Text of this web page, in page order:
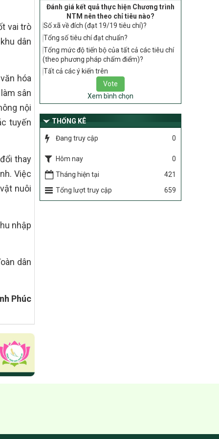
vai trò
dân
hóa
sân
nội
tuyến
thay
Việc
nuôi
nhập
dân
Phúc
tiêu chí, điều kiện thuộc Bộ tiêu chí quốc
gia về nông thôn mới giai đoạn 2026 –
2030 thuộc phạm vi quản lý nhà nước
của Bộ Nông nghiệp và Môi trường
417/QĐ-BNNMT
Phê duyệt Chương trình mục tiêu quốc
gia xây dựng nông thôn mới, giảm nghèo
bền vững và phát triển kinh tế – xã hội
vùng đồng bào dân tộc thiểu số và miền
núi giai đoạn 2026-2035, giai đoạn I: Từ
năm 2026 đến năm 2030
Nghị quyết số 08/2026/NQ-HĐND
phân bổ ngân sách trung ương thực hiện
nông thôn mới, giảm nghèo bền vững và
phát triển kinh tế – xã hội vùng đồng bào
dân tộc thiểu số và miền núi giai đoạn
2026 – 2030 trên địa bàn tỉnh Nghệ An
Chỉ Thị số 22-CT/TU
Quyết định số: 26/2026/QĐ-TTg
Đánh giá kết quả thực hiện Chương trình
NTM nên theo chỉ tiêu nào?
Số xã về đích (đạt 19/19 tiêu chí)?
Tổng số tiêu chí đạt chuẩn?
Tổng mức độ tiến bộ của tất cả các tiêu chí
(theo phương pháp chấm điểm)?
Tất cả các ý kiến trên
Xem bình chọn
THỐNG KÊ
Đang truy cập 0
Hôm nay
0
Tháng hiện tại
421
Tổng lượt truy cập
659